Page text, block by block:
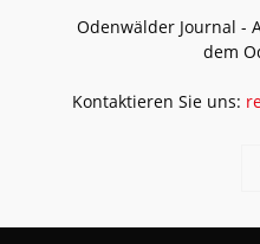
Odenwälder Journal -
dem
Kontaktieren Sie uns: